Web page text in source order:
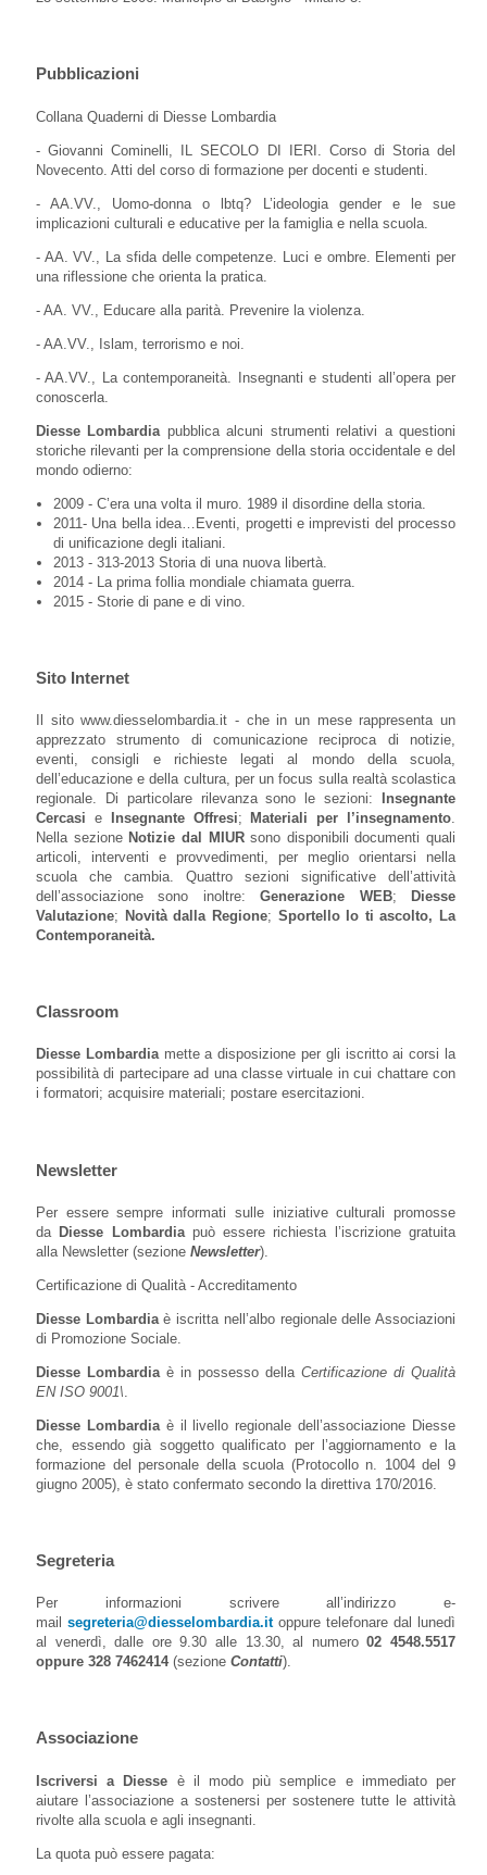
Pubblicazioni
Collana Quaderni di Diesse Lombardia
- Giovanni Cominelli, IL SECOLO DI IERI. Corso di Storia del
Novecento. Atti del corso di formazione per docenti e studenti.
- AA.VV., Uomo-donna o lbtq? L’ideologia gender e le sue
implicazioni culturali e educative per la famiglia e nella scuola.
- AA. VV., La sfida delle competenze. Luci e ombre. Elementi per
una riflessione che orienta la pratica.
- AA. VV., Educare alla parità. Prevenire la violenza.
- AA.VV., Islam, terrorismo e noi.
- AA.VV., La contemporaneità. Insegnanti e studenti all’opera per
conoscerla.
Diesse Lombardia pubblica alcuni strumenti relativi a questioni
storiche rilevanti per la comprensione della storia occidentale e del
mondo odierno:
2009 - C’era una volta il muro. 1989 il disordine della storia.
2011- Una bella idea…Eventi, progetti e imprevisti del processo
di unificazione degli italiani.
2013 - 313-2013 Storia di una nuova libertà.
2014 - La prima follia mondiale chiamata guerra.
2015 - Storie di pane e di vino.
Sito Internet
Il sito www.diesselombardia.it - che in un mese rappresenta un
apprezzato strumento di comunicazione reciproca di notizie,
eventi, consigli e richieste legati al mondo della scuola,
dell’educazione e della cultura, per un focus sulla realtà scolastica
regionale. Di particolare rilevanza sono le sezioni:
Insegnante
Cercasi e Insegnante Offresi; Materiali per l’insegnamento
Nella sezione Notizie dal MIURsono disponibili documenti quali
articoli, interventi e provvedimenti, per meglio orientarsi nella
scuola che cambia. Quattro sezioni significative dell’attività
dell’associazione sono inoltre:Generazione WEB;
Diesse
Valutazione; Novità dalla Regione; Sportello Io ti ascolto, La
Contemporaneità.
Classroom
Diesse Lombardia mette a disposizione per gli iscritto ai corsi la
possibilità di partecipare ad una classe virtuale in cui chattare con
i formatori; acquisire materiali; postare esercitazioni.
Newsletter
Per essere sempre informati sulle iniziative culturali promosse
da Diesse Lombardiapuò essere richiesta l’iscrizione gratuita
alla Newsletter (sezione Newsletter).
Certificazione di Qualità - Accreditamento
Diesse Lombardiaè iscritta nell’albo regionale delle Associazioni
di Promozione Sociale.
Diesse Lombardia è in possesso della Certificazione di Qualità
EN ISO 9001\
Diesse Lombardia è il livello regionale dell’associazione Diesse
che, essendo già soggetto qualificato per l’aggiornamento e la
formazione del personale della scuola (Protocollo n. 1004 del 9
giugno 2005), è stato confermato secondo la direttiva 170/2016.
Segreteria
Per informazioni scrivere all’indirizzo e-
mail segreteria@diesselombardia.itoppure telefonare dal lunedì
al venerdì, dalle ore 9.30 alle 13.30, al numero02 4548.5517
oppure 328 7462414 (sezione Contatti).
Associazione
Iscriversi a Diesse è il modo più semplice e immediato per
aiutare l’associazione a sostenersi per sostenere tutte le attività
rivolte alla scuola e agli insegnanti.
La quota può essere pagata: